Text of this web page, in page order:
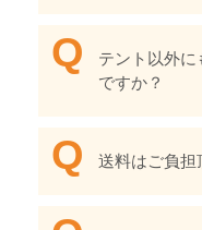
テント以外
ですか？
送料はご負担